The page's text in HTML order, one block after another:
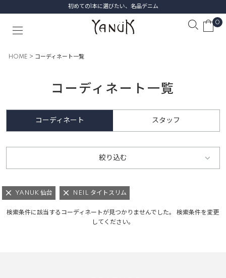
初めての1本に選びたい、名品デニム
0
HOME コーディネート一覧
コーディネート一覧
コーディネート スタッフ
絞り込む
YANUK 仙台 NEIL タイトスリム
検索条件に該当するコーディネートが見つかりませんでした。 検索条件を変更
してください。